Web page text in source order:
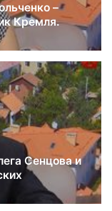
–
Кремля.
Сенцова и